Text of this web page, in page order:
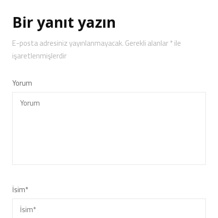
Bir yanıt yazın
E-posta adresiniz yayınlanmayacak.Gerekli alanlar*ile
işaretlenmişlerdir
Yorum
İsim*